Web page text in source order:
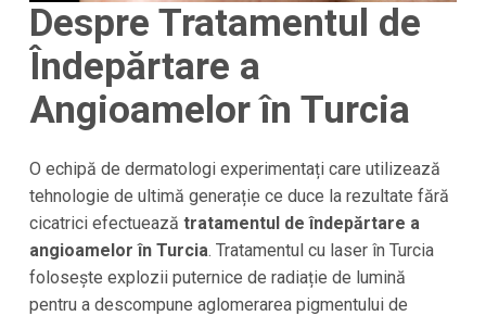
Despre Tratamentul de
Îndepărtare a
Angioamelor în Turcia
O echipă de dermatologi experimentați care utilizează
tehnologie de ultimă generație ce duce la rezultate fără
cicatrici efectuează tratamentul de îndepărtare a
angioamelor în Turcia. Tratamentul cu laser în Turcia
folosește explozii puternice de radiație de lumină
pentru a descompune aglomerarea pigmentului de